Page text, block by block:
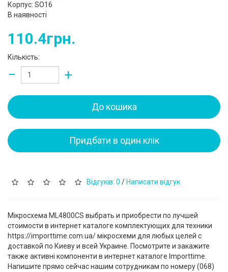
Корпус: SO16
В наявності
110.4грн.
Кількість:
− +
До кошика
Придбати в один клік
Відгуків: 0 / Написати відгук
Мікросхема ML4800CS выбрать и приобрести по лучшей
стоимости в интернет каталоге комплектующих для техники
https://importtime.com.ua/ мікросхеми для любых целей с
доставкой по Киеву и всей Украине. Посмотрите и закажите
также активні компоненти в интернет каталоге Importtime.
Напишите прямо сейчас нашим сотрудникам по номеру (‎068)